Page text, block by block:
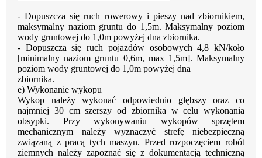
- Dopuszcza się ruch rowerowy i pieszy nad zbiornikiem,
maksymalny naziom gruntu do 1,5m. Maksymalny poziom
wody gruntowej do 1,0m powyżej dna zbiornika.
- Dopuszcza się ruch pojazdów osobowych 4,8 kN/koło
[minimalny naziom gruntu 0,6m, max 1,5m]. Maksymalny
poziom wody gruntowej do 1,0m powyżej dna
zbiornika.
e) Wykonanie wykopu
Wykop należy wykonać odpowiednio głębszy oraz co
najmniej 30 cm szerszy od zbiornika w celu wykonania
obsypki. Przy wykonywaniu wykopów
sprzętem
mechanicznym
należy wyznaczyć strefę niebezpieczną
związaną z pracą tych maszyn. Przed rozpoczęciem robót
ziemnych należy zapoznać się z dokumentacją techniczną